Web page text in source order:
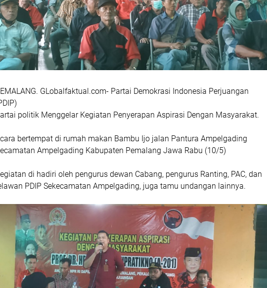
GLobalfaktual.com- Partai Demokrasi Indonesia Perjuangan
politik Menggelar Kegiatan Penyerapan Aspirasi Dengan Masyarakat.
bertempat di rumah makan Bambu Ijo jalan Pantura Ampelgading
Ampelgading Kabupaten Pemalang Jawa Rabu (10/5)
di hadiri oleh pengurus dewan Cabang, pengurus Ranting, PAC, dan
PDIP Sekecamatan Ampelgading, juga tamu undangan lainnya.